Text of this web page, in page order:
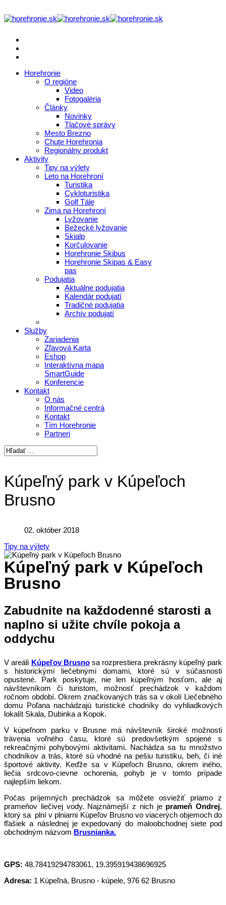
Horehronie
O regióne
Video
Fotogaléria
Články
Novinky
Tlačové správy
Mesto Brezno
Chute Horehronia
Regionálny produkt
Aktivity
Tipy na výlety
Leto na Horehroní
Turistika
Cykloturistika
Golf Tále
Zima na Horehroní
Lyžovanie
Bežecké lyžovanie
Skialp
Korčulovanie
Horehronie Skibus
Horehronie Skipas & Easy
pas
Podujatia
Aktuálne podujatia
Kalendár podujatí
Tradičné podujatia
Archív podujatí
Služby
Zariadenia
Zľavová Karta
Eshop
Interaktívna mapa
SmartGuide
Konferencie
Kontakt
O nás
Informačné centrá
Kontakt
Tím Horehronie
Partneri
Kúpeľný park v Kúpeľoch
Brusno
02. október 2018
Tipy na výlety
Kúpeľný park v Kúpeľoch
Brusno
Zabudnite na každodenné starosti a
naplno si užite chvíle pokoja a
oddychu
V areáli Kúpeľov Brusnosa rozprestiera prekrásny kúpeľný park
s historickými liečebnými domami, ktoré sú v súčasnosti
opustené. Park poskytuje, nie len kúpeľným hosťom, ale aj
návštevníkom či turistom, možnosť prechádzok v každom
ročnom období. Okrem značkovaných trás sa v okolí Liečebného
domu Poľana nachádzajú turistické chodníky do vyhliadkových
lokalít Skala, Dubinka a Kopok.
V kúpeľnom parku v Brusne má návštevník široké možnosti
trávenia voľného času, ktoré sú predovšetkým spojené s
rekreačnými pohybovými aktivitami. Nachádza sa tu množstvo
chodníkov a trás, ktoré sú vhodné na pešiu turistiku, beh, či iné
športové aktivity. Keďže sa v Kúpeľoch Brusno, okrem iného,
liečia srdcovo-cievne ochorenia, pohyb je v tomto prípade
najlepším liekom.
Počas príjemných prechádzok sa môžete osviežiť priamo z
prameňov liečivej vody. Najznámejší z nich jeprameň Ondrej,
ktorý sa plní v plniarni Kúpeľov Brusno vo viacerých objemoch do
fľašiek a následnej je expedovaný do maloobchodnej siete pod
obchodným názvom Brusnianka.
GPS: 48.78419294783061, 19.395919438696925
Adresa: 1 Kúpeľná, Brusno - kúpele, 976 62 Brusno